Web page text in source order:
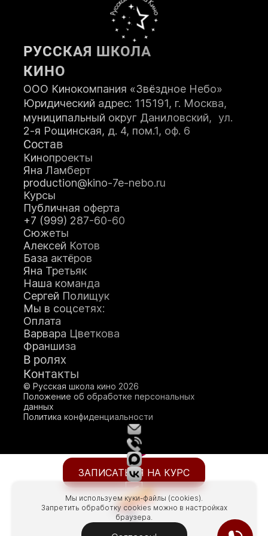
Мы используем куки-файлы (cookies).
Запретить обработку cookies можно в настройках
браузера.
ЗАПИСАТЬСЯ НА КУРС
О школе кино
Генеральный продюсер
Яна Ламберт
Телефон:
Я принимаю Положениеи даю
данных.
Я соглашаюсь с условиями
РУССКАЯ ШКОЛА
КИНО
ООО Кинокомпания «Звёздное Небо»
Юридический адрес: 115191, г. Москва,
муниципальный округ Даниловский, ул.
2-я Рощинская, д. 4, пом.1, оф. 6
Состав
Кинопроекты
Яна Ламберт
production@kino-7e-nebo.ru
Курсы
Публичная оферта
+7 (999) 287-60-60
Сюжеты
Алексей Котов
База актёров
Яна Третьяк
Наша команда
Сергей Полищук
Мы в соцсетях:
Оплата
Варвара Цветкова
Франшиза
В ролях
Контакты
© Русская школа кино 2026
Положение об обработке персональных
данных
Политика конфиденциальности